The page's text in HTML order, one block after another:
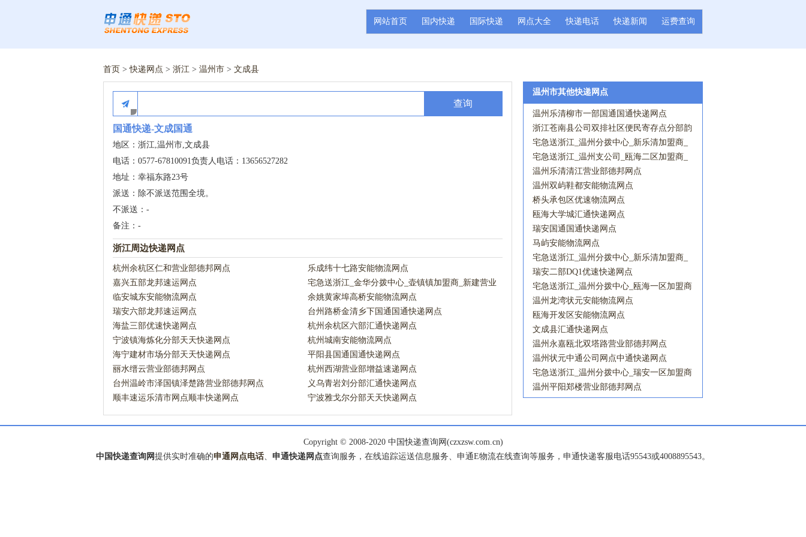
网站首页 国内快递 国际快递 网点大全 快递电话 快递新闻 运费查询
首页 >快递网点 > 浙江 > 温州市 > 文成县
查询
国通快递-文成国通
地区：浙江,温州市,文成县
电话：0577-67810091负责人电话：13656527282
地址：幸福东路23号
派送：除不派送范围全境。
不派送：-
备注：-
浙江周边快递网点
杭州余杭区仁和营业部德邦网点
乐成纬十七路安能物流网点
嘉兴五部龙邦速运网点
宅急送浙江_金华分拨中心_壶镇镇加盟商_新建营业
点宅急送网点
临安城东安能物流网点
余姚黄家埠高桥安能物流网点
瑞安六部龙邦速运网点
台州路桥金清乡下国通国通快递网点
海盐三部优速快递网点
杭州余杭区六部汇通快递网点
宁波镇海炼化分部天天快递网点
杭州城南安能物流网点
海宁建材市场分部天天快递网点
平阳县国通国通快递网点
丽水缙云营业部德邦网点
杭州西湖营业部增益速递网点
台州温岭市泽国镇泽楚路营业部德邦网点
义乌青岩刘分部汇通快递网点
顺丰速运乐清市网点顺丰快递网点
宁波雅戈尔分部天天快递网点
温州市其他快递网点
温州乐清柳市一部国通国通快递网点
浙江苍南县公司双排社区便民寄存点分部韵
达快递网点
宅急送浙江_温州分拨中心_新乐清加盟商_
虹桥镇营业点宅急送网点
宅急送浙江_温州支公司_瓯海二区加盟商_
新桥A营业点宅急送网点
温州乐清清江营业部德邦网点
温州双屿鞋都安能物流网点
桥头承包区优速物流网点
瓯海大学城汇通快递网点
瑞安国通国通快递网点
马屿安能物流网点
宅急送浙江_温州分拨中心_新乐清加盟商_
石帆镇营业点宅急送网点
瑞安二部DQ1优速快递网点
宅急送浙江_温州分拨中心_瓯海一区加盟商
_六虹桥营业点宅急送网点
温州龙湾状元安能物流网点
瓯海开发区安能物流网点
文成县汇通快递网点
温州永嘉瓯北双塔路营业部德邦网点
温州状元中通公司网点中通快递网点
宅急送浙江_温州分拨中心_瑞安一区加盟商
_东山营业点宅急送网点
温州平阳郑楼营业部德邦网点
Copyright © 2008-2020 中国快递查询网(czxzsw.com.cn)
中国快递查询网提供实时准确的申通网点电话、 申通快递网点查询服务，在线追踪运送信息服务、申通E物流在线查询等服务，申通快递客服电话95543或4008895543。